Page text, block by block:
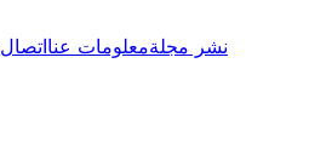
نشر مجلةمعلومات عنااتصال